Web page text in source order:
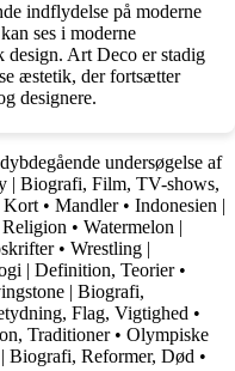
indflydelse på moderne
ses i moderne
design. Art Deco er stadig
æstetik, der fortsætter
designere.
undersøgelse af
| Biografi, Film, TV-shows,
Kort • Mandler• Indonesien |
• Watermelon |
• Wrestling |
| Definition, Teorier•
| Biografi,
Flag, Vigtighed •
Traditioner• Olympiske
Biografi, Reformer, Død •